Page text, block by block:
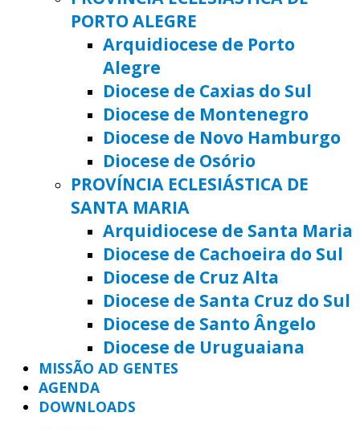
PORTO ALEGRE
Arquidiocese de Porto
Alegre
Diocese de Caxias do Sul
Diocese de Montenegro
Diocese de Novo Hamburgo
Diocese de Osório
PROVÍNCIA ECLESIÁSTICA DE
SANTA MARIA
Arquidiocese de Santa Maria
Diocese de Cachoeira do Sul
Diocese de Cruz Alta
Diocese de Santa Cruz do Sul
Diocese de Santo Ângelo
Diocese de Uruguaiana
MISSÃO AD GENTES
AGENDA
DOWNLOADS